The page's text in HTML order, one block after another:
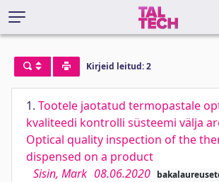
Kirjeid leitud: 2
1. Tootele jaotatud termopastale
kvaliteedi kontrolli süsteemi välja
Optical quality inspection of the
dispensed on a product
Sisin, Mark 08.06.2020